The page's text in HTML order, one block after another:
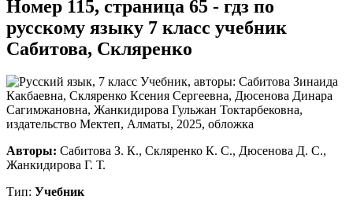
Номер 115, страница 65 - гдз по
русскому языку 7 класс учебник
Сабитова, Скляренко
Авторы: Сабитова З. К., Скляренко К. С., Дюсенова Д. С.,
Жанкидирова Г. Т.
Тип: Учебник